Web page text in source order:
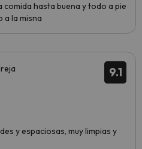
hasta buena y todo a pie
a la misna
9.1
y espaciosas, muy limpias y